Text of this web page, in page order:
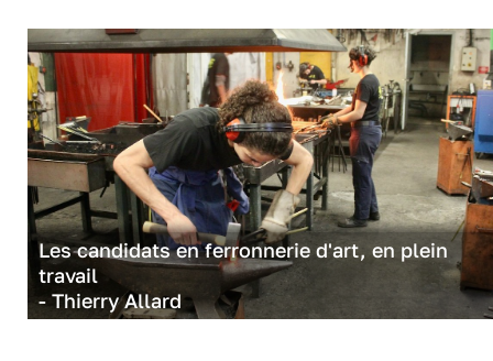
Les candidats en ferronnerie d'art, en plein
travail
- Thierry Allard